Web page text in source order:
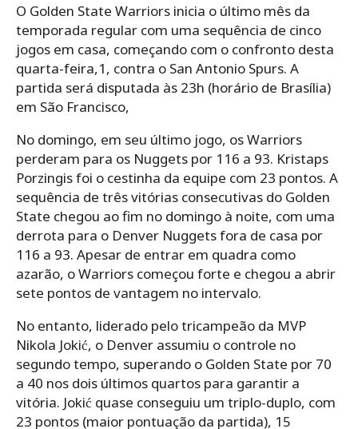
O Golden State Warriors inicia o último mês da
temporada regular com uma sequência de cinco
jogos em casa, começando com o confronto desta
quarta-feira,1, contra o San Antonio Spurs. A
partida será disputada às 23h (horário de Brasília)
em São Francisco,
No domingo, em seu último jogo, os Warriors
perderam para os Nuggets por 116 a 93. Kristaps
Porzingis foi o cestinha da equipe com 23 pontos. A
sequência de três vitórias consecutivas do Golden
State chegou ao fim no domingo à noite, com uma
derrota para o Denver Nuggets fora de casa por
116 a 93. Apesar de entrar em quadra como
azarão, o Warriors começou forte e chegou a abrir
sete pontos de vantagem no intervalo.
No entanto, liderado pelo tricampeão da MVP
Nikola Jokić, o Denver assumiu o controle no
segundo tempo, superando o Golden State por 70
a 40 nos dois últimos quartos para garantir a
vitória. Jokić quase conseguiu um triplo-duplo, com
23 pontos (maior pontuação da partida), 15